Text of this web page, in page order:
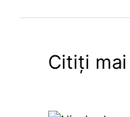
Citiți